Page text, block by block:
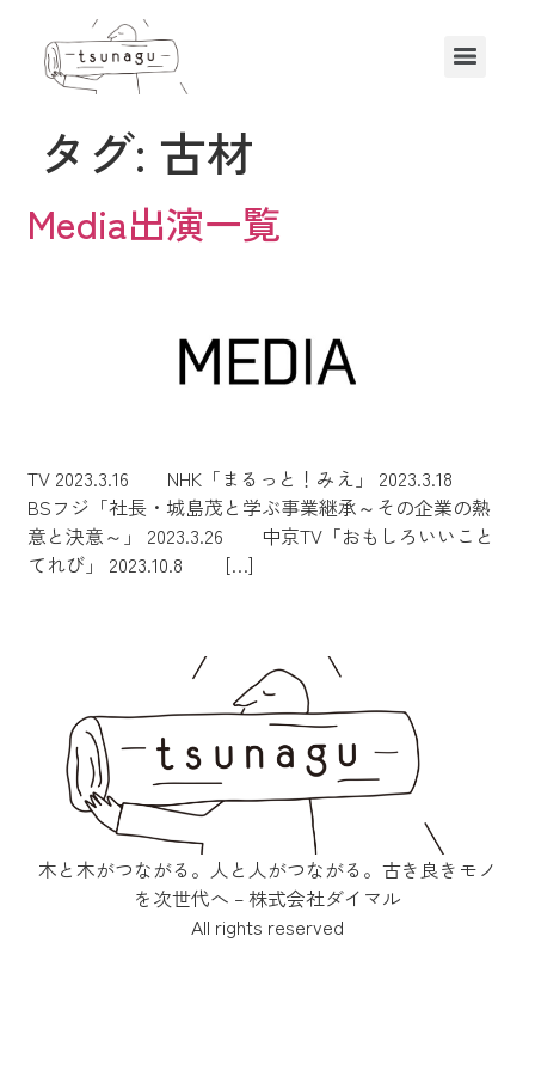
タグ: 古材
Media出演一覧
TV 2023.3.16 NHK「まるっと！みえ」 2023.3.18
BSフジ「社長・城島茂と学ぶ事業継承～その企業の熱
意と決意～」 2023.3.26 中京TV「おもしろいいこと
てれび」 2023.10.8 […]
木と木がつながる。人と人がつながる。古き良きモノ
を次世代へ – 株式会社ダイマル
All rights reserved